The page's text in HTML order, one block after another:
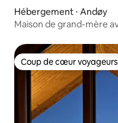
Hébergement ⋅ Andøy
Maison de grand-mère
Coup de cœur voyageurs
Coup de cœur voyageurs